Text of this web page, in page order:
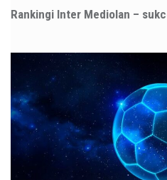
Rankingi Inter Mediolan –